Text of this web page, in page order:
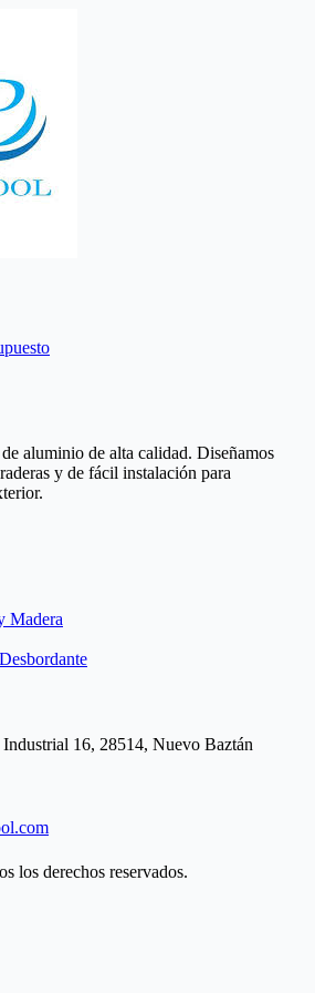
aluminio de alta calidad. Diseñamos
y de fácil instalación para
Madera
16, 28514, Nuevo Baztán
los derechos reservados.